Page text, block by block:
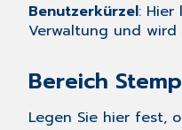
Benutzerkürzel: Hier
Verwaltung und
Bereich
Legen Sie hier fest,